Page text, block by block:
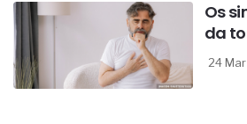
Os
da
24